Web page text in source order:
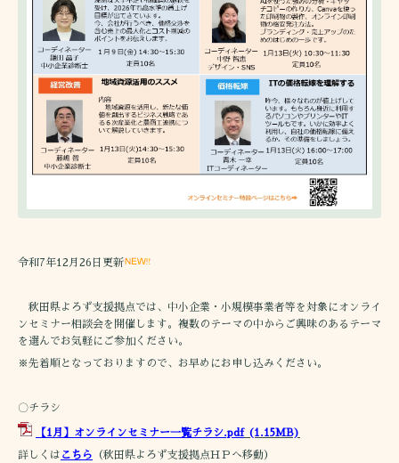
令和7年12月26日更新
秋田県よろず支援拠点では、中小企業・小規模事業者等を対象にオンライ
ンセミナー相談会を開催します。複数のテーマの中からご興味のあるテーマ
を選んでお気軽にご参加ください。
※先着順となっておりますので、お早めにお申し込みください。
〇チラシ
【1月】オンラインセミナー一覧チラシ.pdf(1.15MB)
詳しくは こちら （秋田県よろず支援拠点ＨＰへ移動）